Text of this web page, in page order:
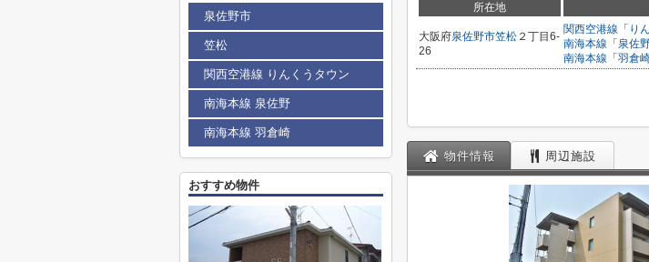
所在地
大阪府泉佐野市笠松 ２丁目6-
26
関西空港線 「 り
南海本線 「 泉佐
南海本線 「 羽倉
物件情報 周辺施設
泉佐野市
笠松
関西空港線 りんくうタウン
南海本線 泉佐野
南海本線 羽倉崎
おすすめ物件